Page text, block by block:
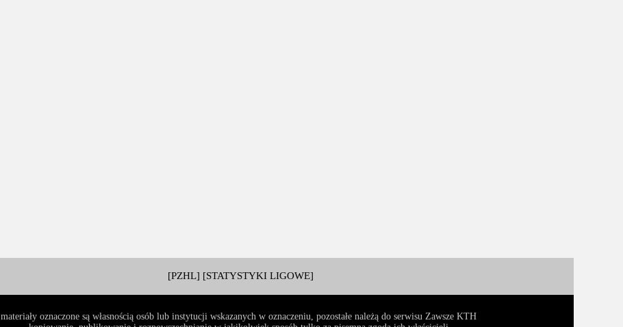
[PZHL] [STATYSTYKI LIGOWE]
materiały oznaczone są własnością osób lub instytucji wskazanych w oznaczeniu, pozostałe należą do serwisu Zawsze KTH